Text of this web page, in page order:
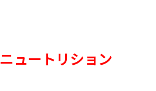
ニュートリション